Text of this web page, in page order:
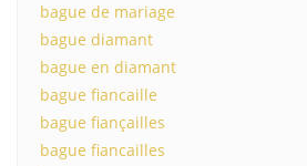
bague de mariage
bague diamant
bague en diamant
bague fiancaille
bague fiançailles
bague fiancailles